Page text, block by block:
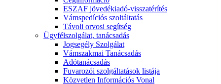
ESZAF jövedékiadó-visszatérítés
Vámspedíciós szoltáltatás
Távoli orvosi segítség
Ügyfélszolgálat, tanácsadás
Jogsegély Szolgálat
Vámszakmai Tanácsadás
Adótanácsadás
Fuvarozói szolgáltatások listája
Közvetlen Információs Vonal